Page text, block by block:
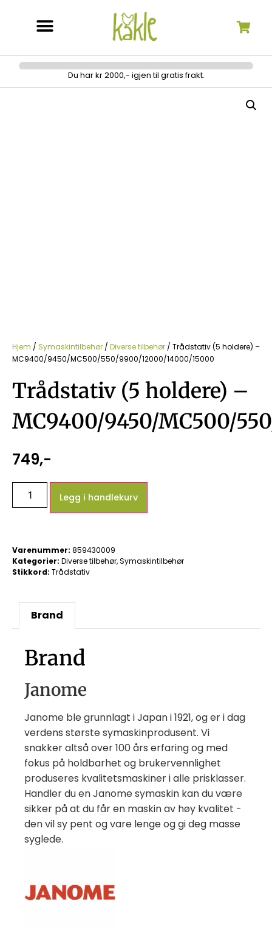
Du har kr 2000,- igjen til gratis frakt.
Hjem / Symaskintilbehør / Diverse tilbehør / Trådstativ (5 holdere) –
MC9400/9450/MC500/550/9900/12000/14000/15000
Trådstativ (5 holdere) –
MC9400/9450/MC500/
749,-
Legg i handlekurv
Varenummer: 859430009
Kategorier: Diverse tilbehør,Symaskintilbehør
Stikkord: Trådstativ
Brand
Brand
Janome
Janome ble grunnlagt i Japan i 1921, og er i dag
verdens største symaskinprodusent. Vi
snakker altså over 100 års erfaring og med
fokus på holdbarhet og brukervennlighet
produseres kvalitetsmaskiner i alle prisklasser.
Handler du en Janome symaskin kan du være
sikker på at du får en maskin av høy kvalitet -
den vil sy pent og vare lenge og gi deg masse
syglede.